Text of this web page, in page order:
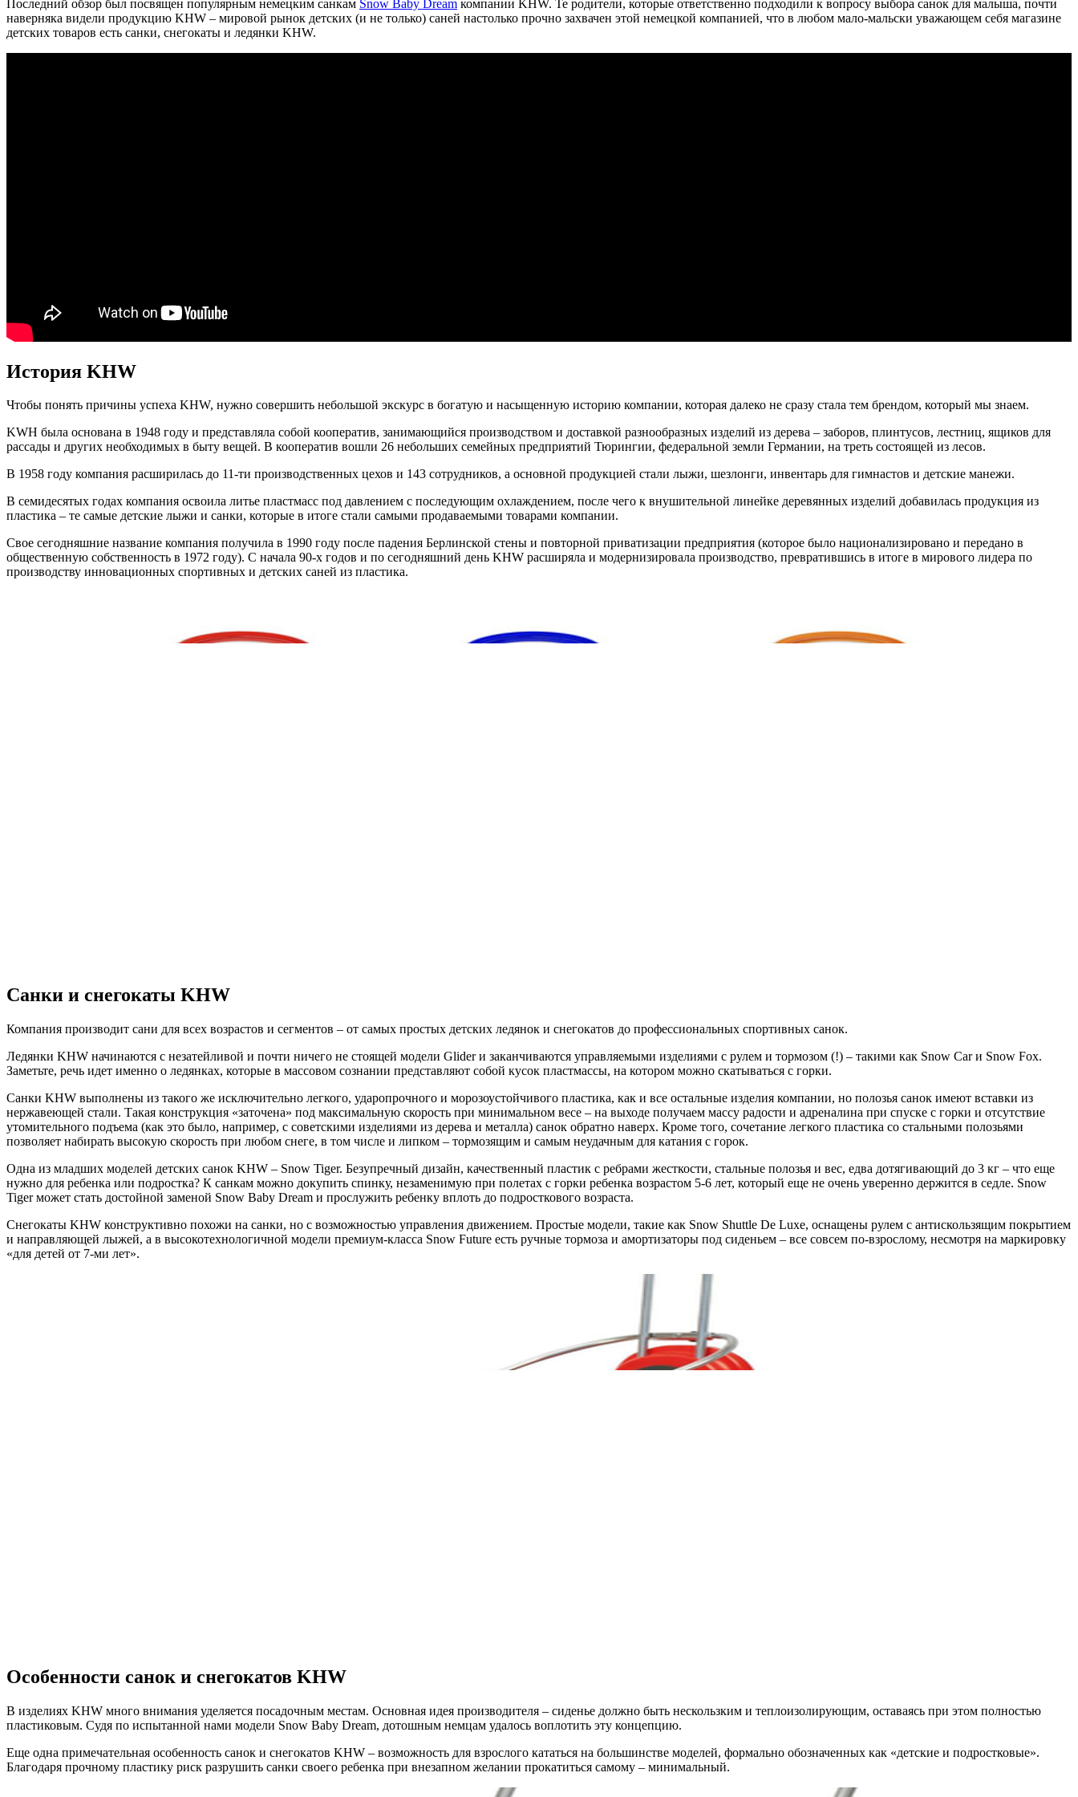
Последний обзор был посвящен популярным немецким санкам Snow Baby Dream компании KHW. Те родители, которые ответственно подходили к вопросу выбора санок для малыша, почти
наверняка видели продукцию KHW – мировой рынок детских (и не только) саней настолько прочно захвачен этой немецкой компанией, что в любом мало-мальски уважающем себя магазине
детских товаров есть санки, снегокаты и ледянки KHW.
История KHW
Чтобы понять причины успеха KHW, нужно совершить небольшой экскурс в богатую и насыщенную историю компании, которая далеко не сразу стала тем брендом, который мы знаем.
KWH была основана в 1948 году и представляла собой кооператив, занимающийся производством и доставкой разнообразных изделий из дерева – заборов, плинтусов, лестниц, ящиков для
рассады и других необходимых в быту вещей. В кооператив вошли 26 небольших семейных предприятий Тюрингии, федеральной земли Германии, на треть состоящей из лесов.
В 1958 году компания расширилась до 11-ти производственных цехов и 143 сотрудников, а основной продукцией стали лыжи, шезлонги, инвентарь для гимнастов и детские манежи.
В семидесятых годах компания освоила литье пластмасс под давлением с последующим охлаждением, после чего к внушительной линейке деревянных изделий добавилась продукция из
пластика – те самые детские лыжи и санки, которые в итоге стали самыми продаваемыми товарами компании.
Свое сегодняшние название компания получила в 1990 году после падения Берлинской стены и повторной приватизации предприятия (которое было национализировано и передано в
общественную собственность в 1972 году). С начала 90-х годов и по сегодняшний день KHW расширяла и модернизировала производство, превратившись в итоге в мирового лидера по
производству инновационных спортивных и детских саней из пластика.
Санки и снегокаты KHW
Компания производит сани для всех возрастов и сегментов – от самых простых детских ледянок и снегокатов до профессиональных спортивных санок.
Ледянки KHW начинаются с незатейливой и почти ничего не стоящей модели Glider и заканчиваются управляемыми изделиями с рулем и тормозом (!) – такими как Snow Car и Snow Fox.
Заметьте, речь идет именно о ледянках, которые в массовом сознании представляют собой кусок пластмассы, на котором можно скатываться с горки.
Санки KHW выполнены из такого же исключительно легкого, ударопрочного и морозоустойчивого пластика, как и все остальные изделия компании, но полозья санок имеют вставки из
нержавеющей стали. Такая конструкция «заточена» под максимальную скорость при минимальном весе – на выходе получаем массу радости и адреналина при спуске с горки и отсутствие
утомительного подъема (как это было, например, с советскими изделиями из дерева и металла) санок обратно наверх. Кроме того, сочетание легкого пластика со стальными полозьями
позволяет набирать высокую скорость при любом снеге, в том числе и липком – тормозящим и самым неудачным для катания с горок.
Одна из младших моделей детских санок KHW – Snow Tiger. Безупречный дизайн, качественный пластик с ребрами жесткости, стальные полозья и вес, едва дотягивающий до 3 кг – что еще
нужно для ребенка или подростка? К санкам можно докупить спинку, незаменимую при полетах с горки ребенка возрастом 5-6 лет, который еще не очень уверенно держится в седле. Snow
Tiger может стать достойной заменой Snow Baby Dream и прослужить ребенку вплоть до подросткового возраста.
Снегокаты KHW конструктивно похожи на санки, но с возможностью управления движением. Простые модели, такие как Snow Shuttle De Luxe, оснащены рулем с антискользящим покрытием
и направляющей лыжей, а в высокотехнологичной модели премиум-класса Snow Future есть ручные тормоза и амортизаторы под сиденьем – все совсем по-взрослому, несмотря на маркировку
«для детей от 7-ми лет».
Особенности санок и снегокатов KHW
В изделиях KHW много внимания уделяется посадочным местам. Основная идея производителя – сиденье должно быть нескользким и теплоизолирующим, оставаясь при этом полностью
пластиковым. Судя по испытанной нами модели Snow Baby Dream, дотошным немцам удалось воплотить эту концепцию.
Еще одна примечательная особенность санок и снегокатов KHW – возможность для взрослого кататься на большинстве моделей, формально обозначенных как «детские и подростковые».
Благодаря прочному пластику риск разрушить санки своего ребенка при внезапном желании прокатиться самому – минимальный.